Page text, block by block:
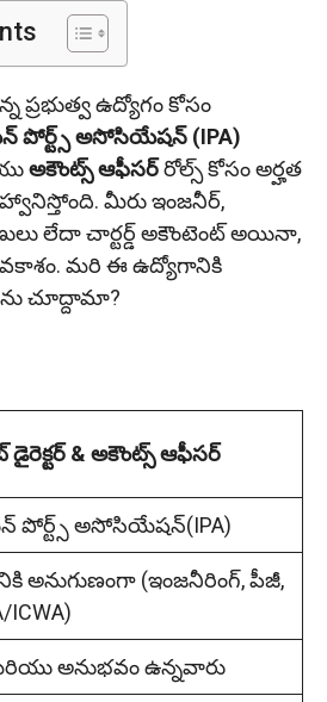
ప్రభుత్వ ఉద్యోగం కోసం
పోర్ట్స్ అసోసియేషన్ (IPA)
అకౌంట్స్ ఆఫీసర్రోల్స్ కోసం అర్హత
మీరు ఇంజనీర్,
లేదా చార్టర్డ్ అకౌంటెంట్ అయినా,
మరి ఈ ఉద్యోగానికి
చూద్దామా?
డైరెక్టర్ & అకౌంట్స్ ఆఫీసర్
పోర్ట్స్ అసోసియేషన్(IPA)
అనుగుణంగా (ఇంజనీరింగ్, పీజీ,
అనుభవం ఉన్నవారు